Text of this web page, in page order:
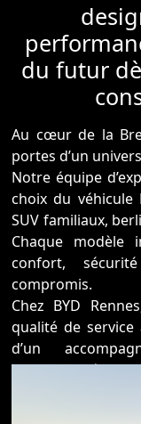
du futur
Au cœur de la
portes d’un
Notre équipe
choix du véhicule
SUV familiaux,
Chaque modèle
confort,
compromis.
Chez BYD
qualité de
d’un
personnalisés et
assuré par des
technologies